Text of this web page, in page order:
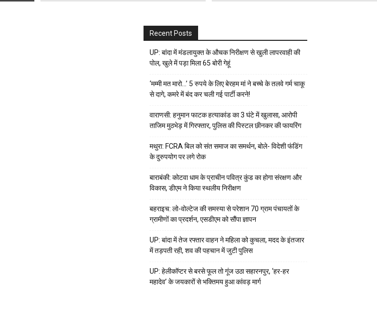
Recent Posts
UP: बांदा में मंडलायुक्त के औचक निरीक्षण से खुली लापरवाही की
पोल, खुले में पड़ा मिला 65 बोरी गेहूं
‘मम्मी मत मारो…’ 5 रुपये के लिए बेरहम मां ने बच्चे के तलवे गर्म चाकू
से दागे, कमरे में बंद कर चली गई पार्टी करने!
वाराणसी: हनुमान फाटक हत्याकांड का 3 घंटे में खुलासा, आरोपी
ताजिम मुठभेड़ में गिरफ्तार, पुलिस की पिस्टल छीनकर की फायरिंग
मथुरा: FCRA बिल को संत समाज का समर्थन, बोले- विदेशी फंडिंग
के दुरुपयोग पर लगे रोक
बाराबंकी: कोटवा धाम के प्राचीन पवित्र कुंड का होगा संरक्षण और
विकास, डीएम ने किया स्थलीय निरीक्षण
बहराइच: लो-वोल्टेज की समस्या से परेशान 70 ग्राम पंचायतों के
ग्रामीणों का प्रदर्शन, एसडीएम को सौंपा ज्ञापन
UP: बांदा में तेज रफ्तार वाहन ने महिला को कुचला, मदद के इंतजार
में तड़पती रही, शव की पहचान में जुटी पुलिस
UP: हेलीकॉप्टर से बरसे फूल तो गूंज उठा सहारनपुर, ‘हर-हर
महादेव’ के जयकारों से भक्तिमय हुआ कांवड़ मार्ग